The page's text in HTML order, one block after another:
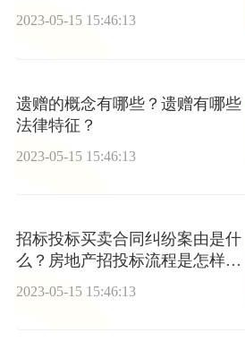
2023-05-15 15:46:13
遗赠的概念有哪些？遗赠有哪些
法律特征？
2023-05-15 15:46:13
招标投标买卖合同纠纷案由是什
么？房地产招投标流程是怎样
2023-05-15 15:46:13